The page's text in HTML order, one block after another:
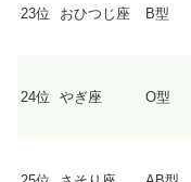
23位 おひつじ座 B型
24位 やぎ座 O型